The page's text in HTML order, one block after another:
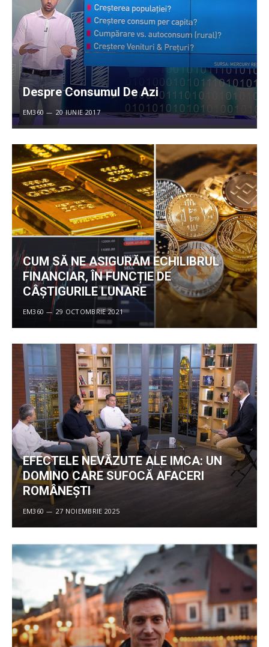
Despre Consumul De Azi
EM360 20 IUNIE 2017
CUM SĂ NE ASIGURĂM ECHILIBRUL
FINANCIAR, ÎN FUNCȚIE DE
CÂŞTIGURILE LUNARE
EM360 29 OCTOMBRIE 2021
EFECTELE NEVĂZUTE ALE IMCA: UN
DOMINO CARE SUFOCĂ AFACERI
ROMÂNEȘTI
EM360 27 NOIEMBRIE 2025